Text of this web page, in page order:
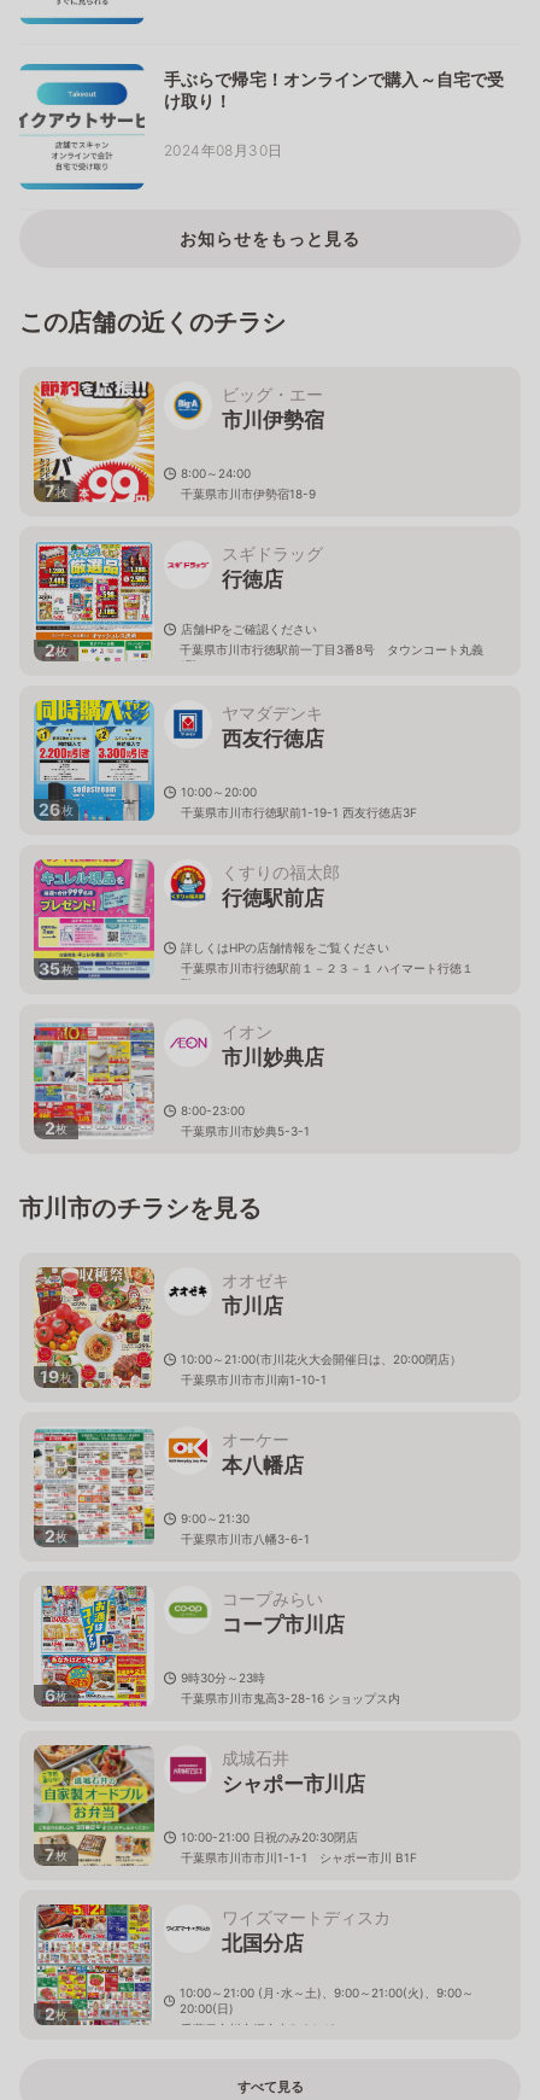
手ぶらで帰宅！オンラインで購入～自宅で受
け取り！
2024年08月30日
お知らせをもっと見る
この店舗の近くのチラシ
7枚
ビッグ・エー
市川伊勢宿
8:00～24:00
千葉県市川市伊勢宿18-9
2枚
スギドラッグ
行徳店
店舗HPをご確認ください
千葉県市川市行徳駅前一丁目3番8号 タウンコート丸義
1階
26枚
ヤマダデンキ
西友行徳店
10:00～20:00
千葉県市川市行徳駅前1-19-1 西友行徳店3F
35枚
くすりの福太郎
行徳駅前店
詳しくはHPの店舗情報をご覧ください
千葉県市川市行徳駅前１－２３－１ ハイマート行徳１
階
2枚
イオン
市川妙典店
8:00-23:00
千葉県市川市妙典5-3-1
市川市のチラシを見る
19枚
オオゼキ
市川店
10:00～21:00(市川花火大会開催日は、20:00閉店）
千葉県市川市市川南1-10-1
2枚
オーケー
本八幡店
9:00～21:30
千葉県市川市八幡3-6-1
6枚
コープみらい
コープ市川店
9時30分～23時
千葉県市川市鬼高3-28-16 ショップス内
7枚
成城石井
シャポー市川店
10:00-21:00 日祝のみ20:30閉店
千葉県市川市市川1-1-1 シャポー市川 B1F
2枚
ワイズマートディスカ
北国分店
10:00～21:00 (月･水～土)、9:00～21:00(火)、9:00～
20:00(日)
千葉県市川市堀之内3-24-19
すべて見る